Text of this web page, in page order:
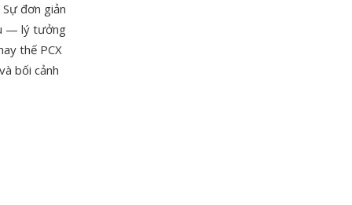
đơn giản
— lý tưởng
thế PCX
bối cảnh